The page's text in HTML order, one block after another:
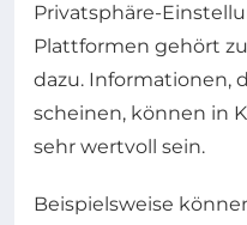
Privatsphäre-
Plattformen gehört
dazu. Informationen,
scheinen, können in
sehr wertvoll sein.
Beispielsweise